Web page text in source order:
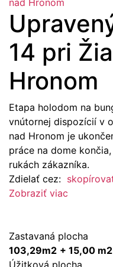
14 pri
Hronom
Etapa holodom na
vnútornej dispozícií v
nad Hronom je
práce na dome
rukách zákazníka.
Zdielať cez:
Zobraziť viac
Zastavaná plocha
103,29m2 + 15,00 m2
Úžitková plocha